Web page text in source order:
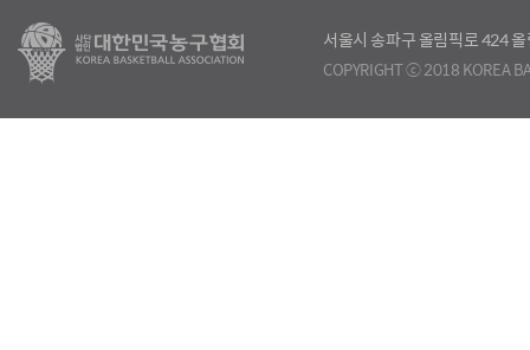
서울시 송파구 올림픽로 424
COPYRIGHT ⓒ 2018 KOREA